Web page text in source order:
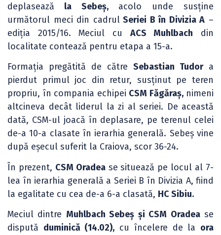
deplasează la Sebeș,acolo unde susține
următorul meci din cadrulSeriei B în Divizia A –
ediția 2015/16. Meciul cu ACS Muhlbach din
localitate contează pentru etapa a 15-a.
Formația pregătită de către Sebastian Tudora
pierdut primul joc din retur, susținut pe teren
propriu, în compania echipei CSM Făgăraș,nimeni
altcineva decât liderul la zi al seriei. De această
dată, CSM-ul joacă în deplasare, pe terenul celei
de-a 10-a clasate în ierarhia generală. Sebeș vine
după eșecul suferit la Craiova, scor 36-24.
În prezent, CSM Oradease situează pe locul al 7-
lea în ierarhia generală a Seriei B în Divizia A, fiind
la egalitate cu cea de-a 6-a clasată, HC Sibiu.
Meciul dintre Muhlbach Sebeș și CSM Oradease
dispută duminică (14.02), cu încelere de la ora